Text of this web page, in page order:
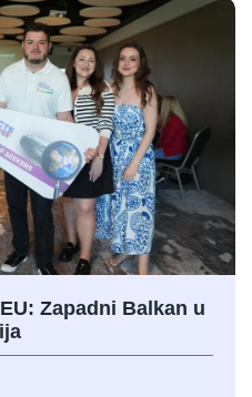
Zapadni Balkan u